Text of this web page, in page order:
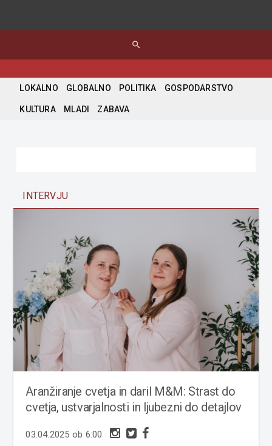
search
LOKALNO GLOBALNO POLITIKA GOSPODARSTVO
KULTURA MLADI ZABAVA
INTERVJU
Aranžiranje cvetja in daril M&M: Strast do
cvetja, ustvarjalnosti in ljubezni do detajlov
03.04.2025 ob 6:00